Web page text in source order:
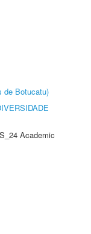
de Botucatu)
Academic